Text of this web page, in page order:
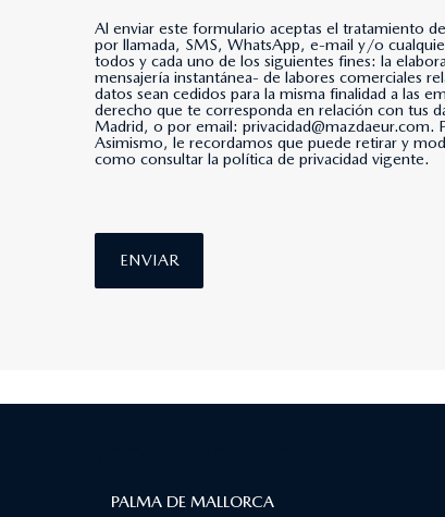
Al enviar este formulario aceptas el tratamiento
por llamada, SMS, WhatsApp, e-mail y/o cualquier otro medio de mensajería instantánea. *Al
todos y cada uno de los siguientes fines: la
mensajería instantánea- de labores comerciales
datos sean cedidos para la misma finalidad a las
derecho que te corresponda en relación con
Madrid, o por email: privacidad@mazdaeur.com.
Asimismo, le recordamos que puede retirar y
como consultar la política de privacidad vigente.
ENVIAR
PALMA DE MALLORCA